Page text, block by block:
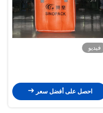
فيديو
احصل على أفضل سعر